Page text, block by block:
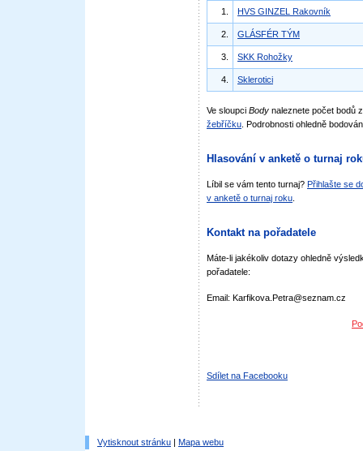
1. HVS GINZEL Rakovník
2. GLÁSFÉR TÝM
3. SKK Rohožky
4. Sklerotici
Ve sloupci Body naleznete počet bodů
žebříčku . Podrobnosti ohledně
Hlasování v anketě o turnaj
Líbil se vám tento turnaj? Přihlašte se
v anketě o turnaj roku
Kontakt na pořadatele
Máte-li jakékoliv dotazy ohledně
pořadatele:
Email: Karfikova.Petra@seznam.cz
Sdílet na Facebooku
Vytisknout stránku | Mapa webu